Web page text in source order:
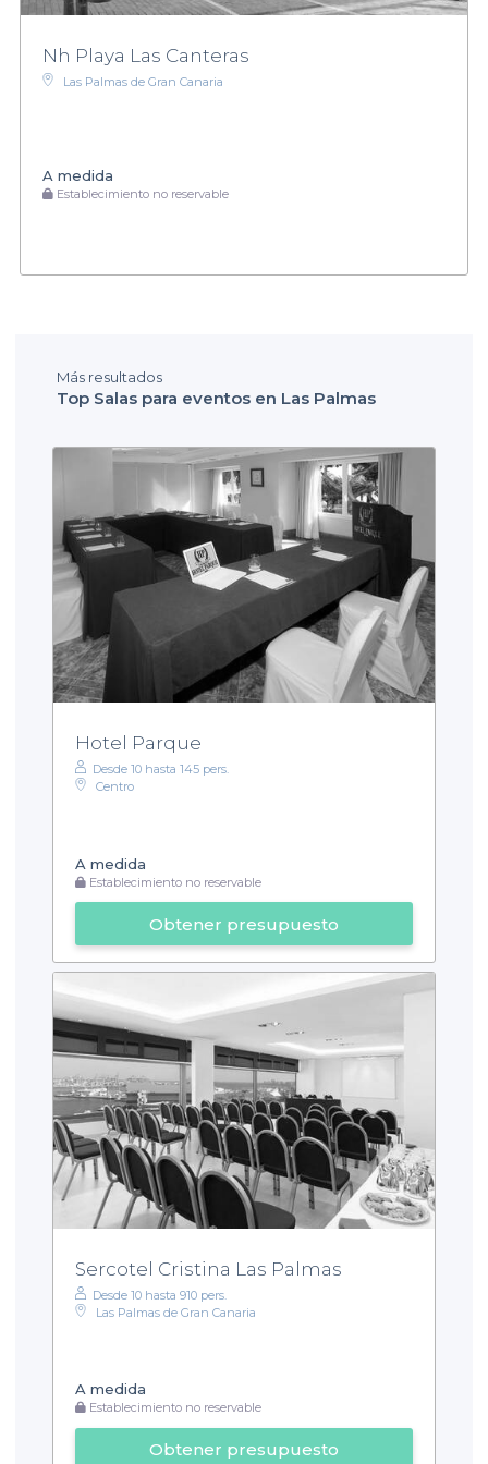
Nh Playa Las Canteras
Las Palmas de Gran Canaria
A medida
Establecimiento no reservable
Más resultados
Top Salas para eventos en Las Palmas
Hotel Parque
Desde 10 hasta 145 pers.
Centro
A medida
Establecimiento no reservable
Obtener presupuesto
Sercotel Cristina Las Palmas
Desde 10 hasta 910 pers.
Las Palmas de Gran Canaria
A medida
Establecimiento no reservable
Obtener presupuesto